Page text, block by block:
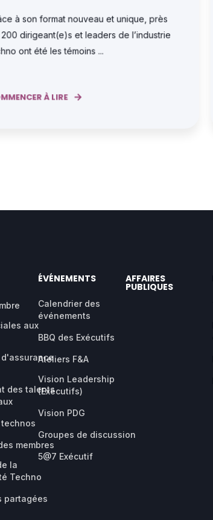
à son format nouveau et unique, près
dirigeant(e)s et leaders de l’industrie
ont été les témoins ...
À LIRE
aux
d'assurance
des talents
membres
la
Techno
partagées
ÉVÉNEMENTS
Calendrier des
événements
BBQ des Exécutifs
Ateliers F&A
Vision Leadership
(Exécutifs)
Vision PDG
Groupes de discussion
5@7 Exécutif
AFFAIRES
PUBLIQUES